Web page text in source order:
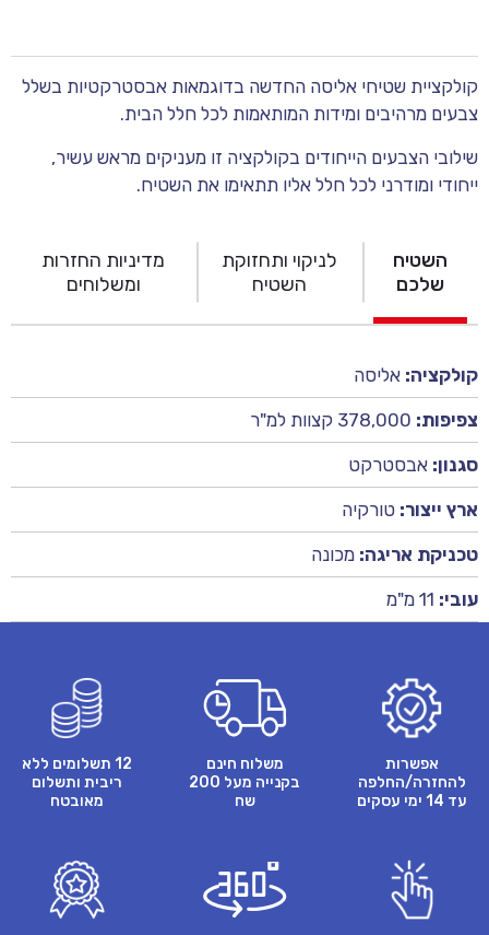
קולקציית שטיחי אליסה החדשה בדוגמאות אבסטרקטיות בשלל
צבעים מרהיבים ומידות המותאמות לכל חלל הבית.
שילובי הצבעים הייחודים בקולקציה זו מעניקים מראש עשיר,
ייחודי ומודרני לכל חלל אליו תתאימו את השטיח.
השטיח
שלכם
לניקוי ותחזוקת
השטיח
מדיניות החזרות
ומשלוחים
קולקציה: אליסה
צפיפות: 378,000 קצוות למ"ר
סגנון: אבסטרקט
ארץ ייצור: טורקיה
טכניקת אריגה: מכונה
עובי: 11 מ"מ
אפשרות
להחזרה/החלפה
עד 14 ימי עסקים
משלוח חינם
בקנייה מעל 200
שח
12 תשלומים ללא
ריבית ותשלום
מאובטח